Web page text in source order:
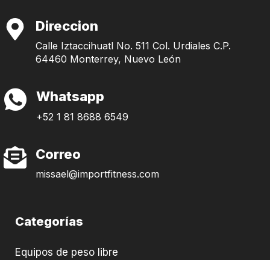
Direccion
Calle Iztaccihuatl No. 511 Col. Urdiales C.P.
64460 Monterrey, Nuevo León
Whatsapp
+52 1 81 8688 6549
Correo
missael@importfitness.com
Categorías
Equipos de peso libre